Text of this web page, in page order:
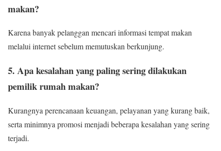
makan?
Karena banyak pelanggan mencari informasi tempat makan
melalui internet sebelum memutuskan berkunjung.
5. Apa kesalahan yang paling sering dilakukan
pemilik rumah makan?
Kurangnya perencanaan keuangan, pelayanan yang kurang baik,
serta minimnya promosi menjadi beberapa kesalahan yang sering
terjadi.